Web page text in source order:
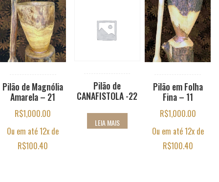
Pilão de Magnólia
Amarela – 21
R$1,000.00
Ou em até 12x de
R$100.40
Pilão em Folha
Fina – 11
R$1,000.00
Ou em até 12x de
R$100.40
Pilão de
CANAFISTOLA -22
LEIA MAIS